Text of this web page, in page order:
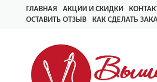
ГЛАВНАЯ АКЦИИ И СКИДКИ
ОСТАВИТЬ ОТЗЫВ
КАК СДЕЛАТЬ